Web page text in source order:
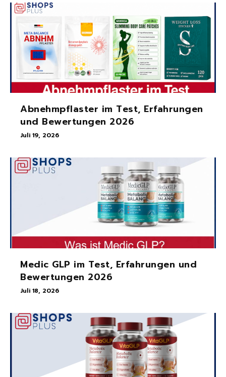
Abnehmpflaster im Test, Erfahrungen
und Bewertungen 2026
Juli 19, 2026
Medic GLP im Test, Erfahrungen und
Bewertungen 2026
Juli 18, 2026